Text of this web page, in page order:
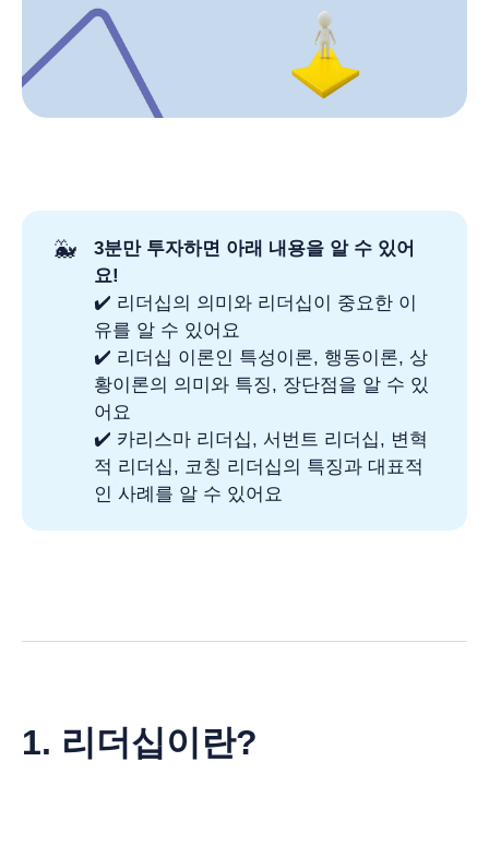
🐳
3분만 투자하면 아래 내용을 알 수 있어
요!
✔️ 리더십의 의미와 리더십이 중요한 이
유를 알 수 있어요
✔️ 리더십 이론인 특성이론, 행동이론, 상
황이론의 의미와 특징, 장단점을 알 수 있
어요
✔️ 카리스마 리더십, 서번트 리더십, 변혁
적 리더십, 코칭 리더십의 특징과 대표적
인 사례를 알 수 있어요
1. 리더십이란?